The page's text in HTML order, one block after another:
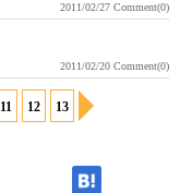
2011/02/27 Comment(0)
2011/02/20 Comment(0)
11 12 13